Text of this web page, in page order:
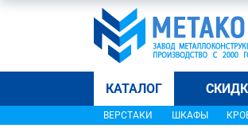
КАТАЛОГ
ВЕРСТАКИ ШКАФЫ